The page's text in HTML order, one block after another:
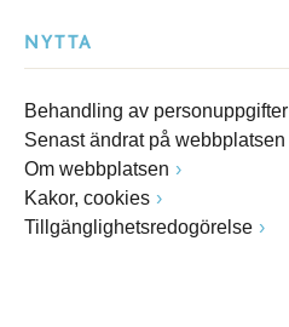
NYTTA
Behandling av personuppgifter
Senast ändrat på webbplatsen
Om webbplatsen
Kakor, cookies
Tillgänglighetsredogörelse